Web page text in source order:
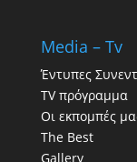
Media – Tv
Έντυπες
TV πρόγραμμα
Οι εκπομπές
The Best
Gallery